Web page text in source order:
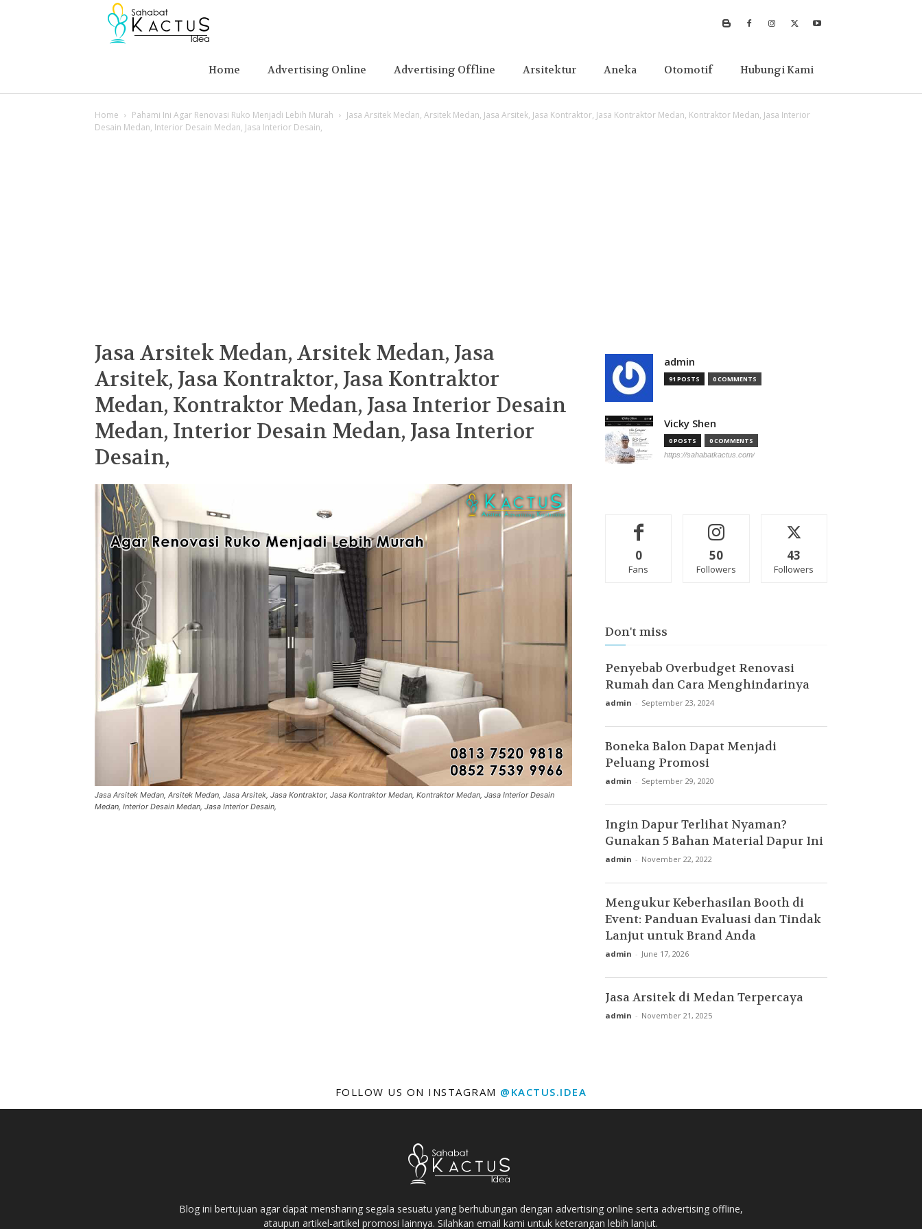
Advertising
Home Advertising Online Advertising Offline Arsitektur Aneka Otomotif Hubungi Kami
Home Pahami Ini Agar Renovasi Ruko Menjadi Lebih Murah
Jasa Arsitek Medan, Arsitek Medan, Jasa Arsitek, Jasa Kontraktor, Jasa Kontraktor Medan, Kontraktor Medan, Jasa Interior
Desain Medan, Interior Desain Medan, Jasa Interior Desain,
Jasa Arsitek Medan, Arsitek Medan, Jasa
Arsitek, Jasa Kontraktor, Jasa Kontraktor
Medan, Kontraktor Medan, Jasa Interior Desain
Medan, Interior Desain Medan, Jasa Interior
Desain,
Jasa Arsitek Medan, Arsitek Medan, Jasa Arsitek, Jasa Kontraktor, Jasa Kontraktor Medan, Kontraktor Medan, Jasa Interior Desain
Medan, Interior Desain Medan, Jasa Interior Desain,
admin
91 POSTS 0 COMMENTS
Vicky Shen
0 POSTS 0 COMMENTS
https://sahabatkactus.com/
0
Fans
50
Followers
43
Followers
Don't miss
Penyebab Overbudget Renovasi
Rumah dan Cara Menghindarinya
admin - September 23, 2024
Boneka Balon Dapat Menjadi
Peluang Promosi
admin - September 29, 2020
Ingin Dapur Terlihat Nyaman?
Gunakan 5 Bahan Material Dapur Ini
admin - November 22, 2022
Mengukur Keberhasilan Booth di
Event: Panduan Evaluasi dan Tindak
Lanjut untuk Brand Anda
admin - June 17, 2026
Jasa Arsitek di Medan Terpercaya
admin - November 21, 2025
FOLLOW US ON INSTAGRAM @KACTUS.IDEA
Blog ini bertujuan agar dapat mensharing segala sesuatu yang berhubungan dengan advertising online serta advertising offline,
ataupun artikel-artikel promosi lainnya. Silahkan email kami untuk keterangan lebih lanjut.